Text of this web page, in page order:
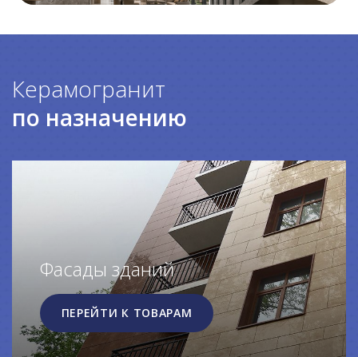
Керамогранит
по назначению
Фасады зданий
ПЕРЕЙТИ К ТОВАРАМ